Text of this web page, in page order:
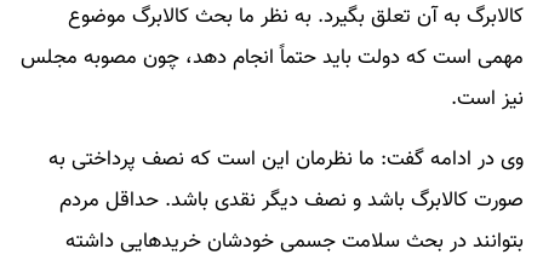
کالابرگ به آن تعلق بگیرد. به نظر ما بحث کالابرگ موضوع
مهمی است که دولت باید حتماً انجام دهد، چون مصوبه مجلس
نیز است.
وی در ادامه گفت: ما نظرمان این است که نصف پرداختی به
صورت کالابرگ باشد و نصف دیگر نقدی باشد. حداقل مردم
بتوانند در بحث سلامت جسمی خودشان خریدهایی داشته